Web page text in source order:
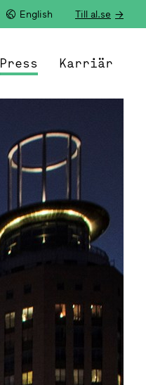
English Till al.se
Press Karriär